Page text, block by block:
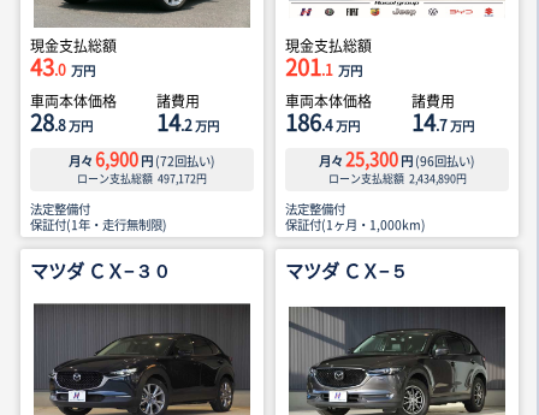
現金支払総額
43.0 万円
車両本体価格
28.8万円
諸費用
14.2万円
月々 6,900 円 (72回払い)
ローン支払総額 497,172円
法定整備付
保証付(1年・走行無制限)
現金支払総額
201.1 万円
車両本体価格
186.4万円
諸費用
14.7万円
月々 25,300 円 (96回払い)
ローン支払総額 2,434,890円
法定整備付
保証付(1ヶ月・1,000km)
マツダ ＣＸ−３０ マツダ ＣＸ−５